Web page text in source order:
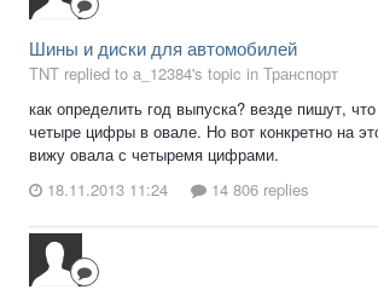
Шины и диски для автомобилей
TNT replied to a_12384's topic in Транспорт
как определить год выпуска? везде пишут,
четыре цифры в овале. Но вот конкретно на
вижу овала с четыремя цифрами.
18.11.2013 11:24
14 806 replies